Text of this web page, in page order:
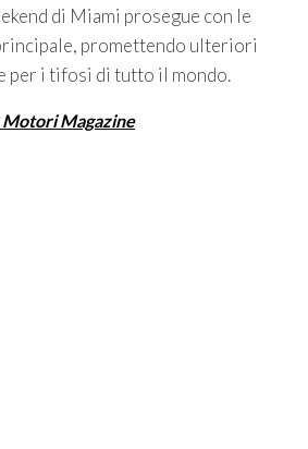
di Miami prosegue con le
promettendo ulteriori
per i tifosi di tutto il mondo.
Motori Magazine